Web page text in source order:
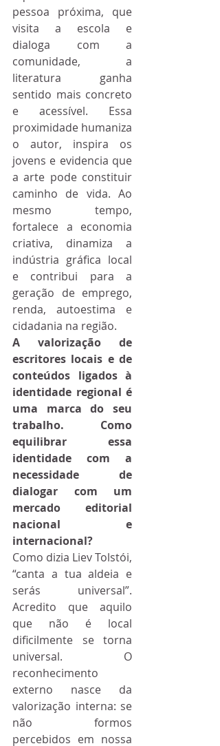
pessoa próxima, que
visita a escola e
dialoga com a
comunidade, a
literatura ganha
sentido mais concreto
e acessível. Essa
proximidade humaniza
o autor, inspira os
jovens e evidencia que
a arte pode constituir
caminho de vida. Ao
mesmo tempo,
fortalece a economia
criativa, dinamiza a
indústria gráfica local
e contribui para a
geração de emprego,
renda, autoestima e
cidadania na região.
A valorização de
escritores locais e de
conteúdos ligados à
identidade regional é
uma marca do seu
trabalho. Como
equilibrar essa
identidade com a
necessidade de
dialogar com um
mercado editorial
nacional e
internacional?
Como dizia Liev Tolstói,
“canta a tua aldeia e
serás universal”.
Acredito que aquilo
que não é local
dificilmente se torna
universal. O
reconhecimento
externo nasce da
valorização interna: se
não formos
percebidos em nossa